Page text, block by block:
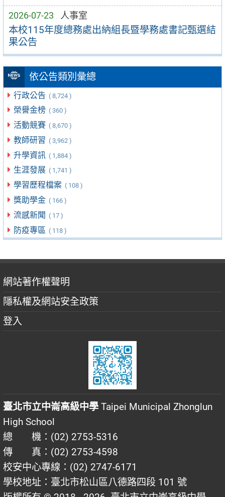
2026-07-23 人事室
本校115年度總務處出納組長暨學務處書記甄選結
果公告
依公告類別彙總
行政公告 ( 8,724 )
榮譽金榜 ( 360 )
活動競賽 ( 8,670 )
教師研習 ( 3,962 )
升學資訊 ( 1,884 )
生涯發展 ( 1,741 )
學習歷程檔案 ( 108 )
獎助學金 ( 166 )
流感新聞 ( 17 )
防疫專區 ( 118 )
網站著作權聲明
隱私權及網站安全政策
登入
臺北市立中崙高級中學 Taipei Municipal Zhonglun
High School
總 機：(02) 2753-5316
傳 真：(02) 2753-4598
校安中心專線：(02) 2747-6171
學校地址：臺北市松山區八德路四段 101 號